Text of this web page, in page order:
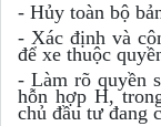
- Hủy toàn bộ
- Xác định và
để xe thuộc
- Làm rõ quyền
hỗn hợp H,
chủ đầu tư đang